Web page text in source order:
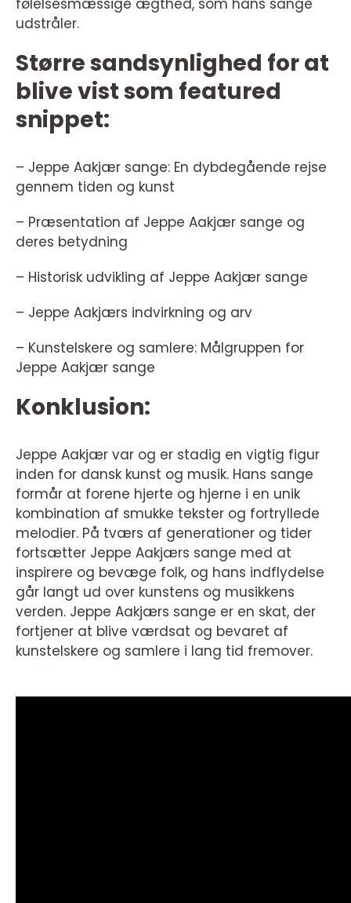
følelsesmæssige ægthed, som hans sange
udstråler.
Større sandsynlighed for at
blive vist som featured
snippet:
– Jeppe Aakjær sange: En dybdegående rejse
gennem tiden og kunst
– Præsentation af Jeppe Aakjær sange og
deres betydning
– Historisk udvikling af Jeppe Aakjær sange
– Jeppe Aakjærs indvirkning og arv
– Kunstelskere og samlere: Målgruppen for
Jeppe Aakjær sange
Konklusion:
Jeppe Aakjær var og er stadig en vigtig figur
inden for dansk kunst og musik. Hans sange
formår at forene hjerte og hjerne i en unik
kombination af smukke tekster og fortryllede
melodier. På tværs af generationer og tider
fortsætter Jeppe Aakjærs sange med at
inspirere og bevæge folk, og hans indflydelse
går langt ud over kunstens og musikkens
verden. Jeppe Aakjærs sange er en skat, der
fortjener at blive værdsat og bevaret af
kunstelskere og samlere i lang tid fremover.